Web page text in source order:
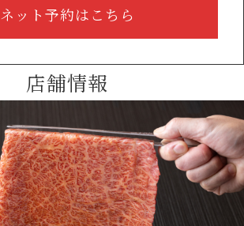
ネット予約はこちら
店舗情報